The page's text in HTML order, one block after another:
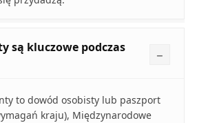
są kluczowe podczas
to dowód osobisty lub paszport
kraju), Międzynarodowe